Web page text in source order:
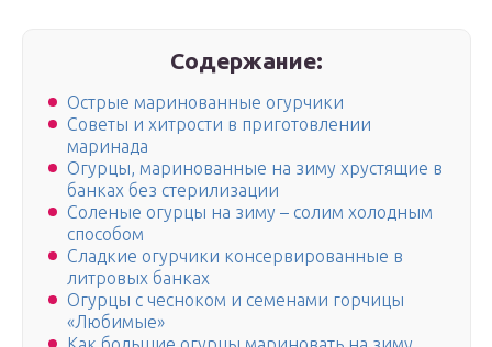
Содержание:
Острые маринованные огурчики
Советы и хитрости в приготовлении
маринада
Огурцы, маринованные на зиму хрустящие в
банках без стерилизации
Соленые огурцы на зиму – солим холодным
способом
Сладкие огурчики консервированные в
литровых банках
Огурцы с чесноком и семенами горчицы
«Любимые»